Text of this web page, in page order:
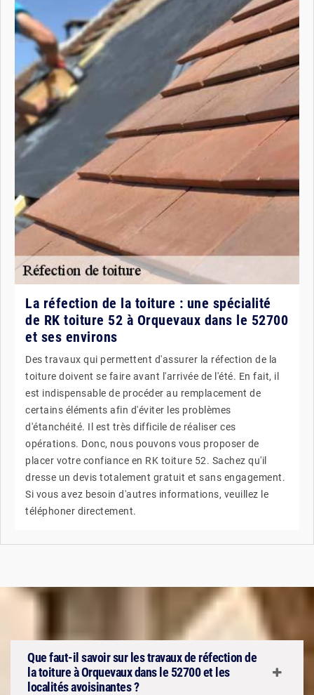
La réfection de la toiture : une spécialité
de RK toiture 52 à Orquevaux dans le 52700
et ses environs
Des travaux qui permettent d'assurer la réfection de la
toiture doivent se faire avant l'arrivée de l'été. En fait, il
est indispensable de procéder au remplacement de
certains éléments afin d'éviter les problèmes
d'étanchéité. Il est très difficile de réaliser ces
opérations. Donc, nous pouvons vous proposer de
placer votre confiance en RK toiture 52. Sachez qu'il
dresse un devis totalement gratuit et sans engagement.
Si vous avez besoin d'autres informations, veuillez le
téléphoner directement.
Que faut-il savoir sur les travaux de réfection de
la toiture à Orquevaux dans le 52700 et les
localités avoisinantes ?